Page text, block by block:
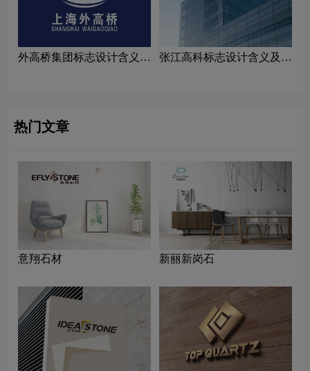
外高桥集团标志设计含义及
张江高科标志设计含义及家
热门文章
意翔石材 新丽新岗石